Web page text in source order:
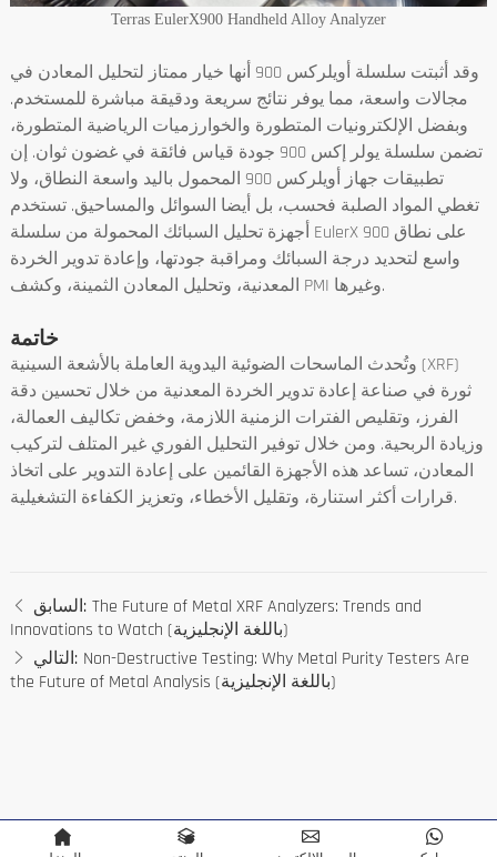
Terras EulerX900 Handheld Alloy Analyzer
وقد أثبتت سلسلة أويلركس 900 أنها خيار ممتاز لتحليل المعادن في
مجالات واسعة، مما يوفر نتائج سريعة ودقيقة مباشرة للمستخدم.
وبفضل الإلكترونيات المتطورة والخوارزميات الرياضية المتطورة،
تضمن سلسلة يولر إكس 900 جودة قياس فائقة في غضون ثوان. إن
تطبيقات جهاز أويلركس 900 المحمول باليد واسعة النطاق، ولا
تغطي المواد الصلبة فحسب، بل أيضا السوائل والمساحيق. تستخدم
أجهزة تحليل السبائك المحمولة من سلسلة EulerX 900 على نطاق
واسع لتحديد درجة السبائك ومراقبة جودتها، وإعادة تدوير الخردة
المعدنية، وتحليل المعادن الثمينة، وكشف PMI وغيرها.
خاتمة
وتُحدث الماسحات الضوئية اليدوية العاملة بالأشعة السينية (XRF)
ثورة في صناعة إعادة تدوير الخردة المعدنية من خلال تحسين دقة
الفرز، وتقليص الفترات الزمنية اللازمة، وخفض تكاليف العمالة،
وزيادة الربحية. ومن خلال توفير التحليل الفوري غير المتلف لتركيب
المعادن، تساعد هذه الأجهزة القائمين على إعادة التدوير على اتخاذ
قرارات أكثر استنارة، وتقليل الأخطاء، وتعزيز الكفاءة التشغيلية.
السابق: The Future of Metal XRF Analyzers: Trends and
Innovations to Watch (باللغة الإنجليزية)
التالي: Non-Destructive Testing: Why Metal Purity Testers Are
the Future of Metal Analysis (باللغة الإنجليزية)